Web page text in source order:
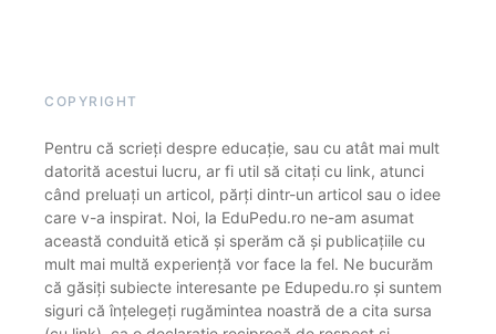
COPYRIGHT
Pentru că scrieți despre educație, sau cu atât mai mult
datorită acestui lucru, ar fi util să citați cu link, atunci
când preluați un articol, părți dintr-un articol sau o idee
care v-a inspirat. Noi, la EduPedu.ro ne-am asumat
această conduită etică și sperăm că și publicațiile cu
mult mai multă experiență vor face la fel. Ne bucurăm
că găsiți subiecte interesante pe Edupedu.ro și suntem
siguri că înțelegeți rugămintea noastră de a cita sursa